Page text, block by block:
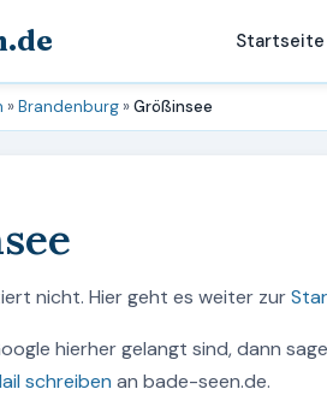
Startseite
»Brandenburg »Größinsee
nicht. Hier geht es weiter zur
hierher gelangt sind, dann
schreiben an bade-seen.de.